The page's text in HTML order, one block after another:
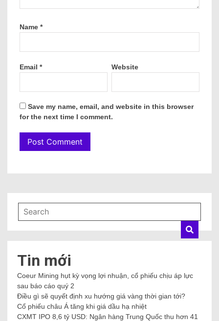
Name *
Email * Website
Save my name, email, and website in this browser
for the next time I comment.
Tin mới
Coeur Mining hụt kỳ vọng lợi nhuận, cổ phiếu chịu áp lực
sau báo cáo quý 2
Điều gì sẽ quyết định xu hướng giá vàng thời gian tới?
Cổ phiếu châu Á tăng khi giá dầu hạ nhiệt
CXMT IPO 8,6 tỷ USD: Ngân hàng Trung Quốc thu hơn 41